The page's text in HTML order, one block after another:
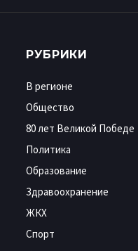
РУБРИКИ
В регионе
Общество
80 лет Великой Победе
Политика
Образование
Здравоохранение
ЖКХ
Спорт